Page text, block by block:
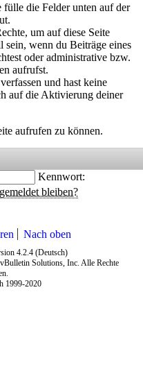
die Felder unten auf der
um auf diese Seite
sein, wenn du Beiträge eines
oder administrative bzw.
aufrufst.
und hast keine
auf die Aktivierung deiner
aufrufen zu können.
Kennwort:
bleiben?
Nach oben
4.2.4 (Deutsch)
Solutions, Inc. Alle Rechte
1999-2020